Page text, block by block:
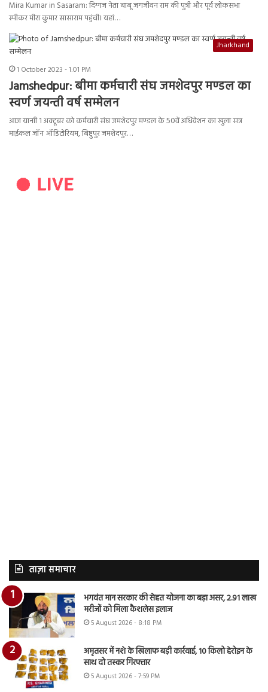
Mira Kumar in Sasaram: दिग्गज नेता बाबू जगजीवन राम की पुत्री और पूर्व लोकसभा
स्पीकर मीरा कुमार सासाराम पहुंची। यहां…
Jharkhand
1 October 2023 - 1:01 PM
Jamshedpur: बीमा कर्मचारी संघ जमशेदपुर मण्डल का
स्वर्ण जयन्ती वर्ष सम्मेलन
आज यानाी 1 अक्टूबर को कर्मचारी संघ जमशेदपुर मण्डल के 50वें अधिवेशन का खुला सत्र
माईकल जॉन ऑडिटोरियम, बिष्टुपुर जमशेदपुर…
ताज़ा समाचार
भगवंत मान सरकार की सेहत योजना का बड़ा असर, 2.91 लाख
मरीजों को मिला कैशलेस इलाज
5 August 2026 - 8:18 PM
अमृतसर में नशे के खिलाफ बड़ी कार्रवाई, 10 किलो हेरोइन के
साथ दो तस्कर गिरफ्तार
5 August 2026 - 7:59 PM